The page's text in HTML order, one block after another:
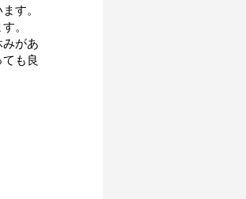
す。
。
があ
も良